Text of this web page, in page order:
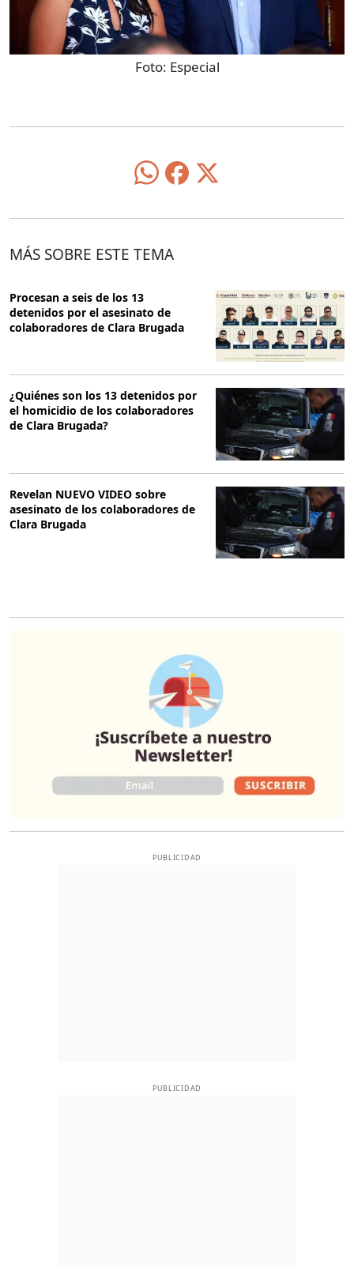
Foto: Especial
MÁS SOBRE ESTE TEMA
Procesan a seis de los 13
detenidos por el asesinato de
colaboradores de Clara Brugada
¿Quiénes son los 13 detenidos por
el homicidio de los colaboradores
de Clara Brugada?
Revelan NUEVO VIDEO sobre
asesinato de los colaboradores de
Clara Brugada
PUBLICIDAD
PUBLICIDAD